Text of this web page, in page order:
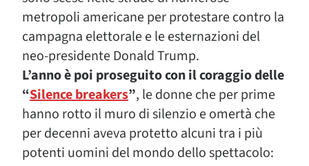
metropoli americane per protestare contro la
campagna elettorale e le esternazioni del
neo-presidente Donald Trump.
L’anno è poi proseguito con il coraggio delle
“Silence breakers”, le donne che per prime
hanno rotto il muro di silenzio e omertà che
per decenni aveva protetto alcuni tra i più
potenti uomini del mondo dello spettacolo: